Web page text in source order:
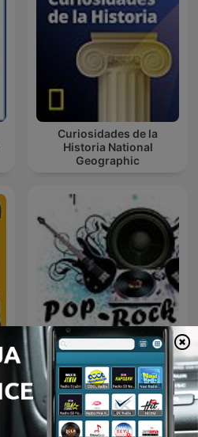
Curiosidades de la
Historia National
Geographic
Pop/rock